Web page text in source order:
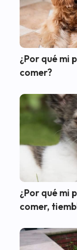
¿Por qué mi
comer?
¿Por qué mi
comer,